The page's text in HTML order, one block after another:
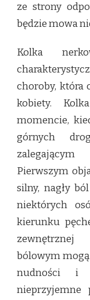
ze strony
będzie mowa
Kolka
choroby, która
kobiety.
momencie,
górnych
Pierwszym
silny, nagły
niektórych
kierunku
zewnętrznej
bólowym
nudności i
nieprzyjemne